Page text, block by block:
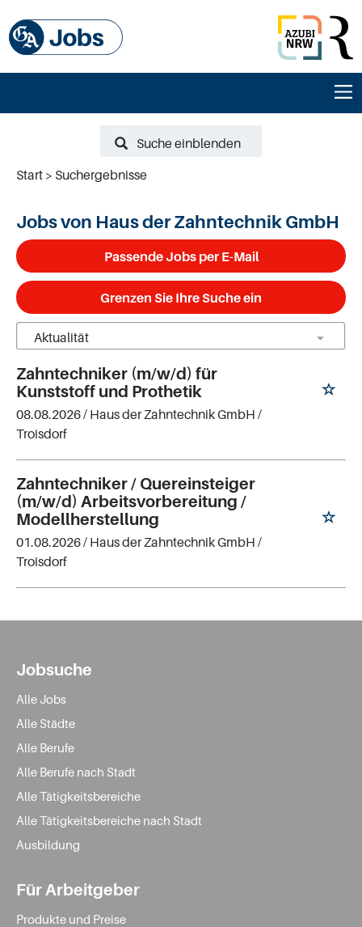
Suche einblenden
Start
Suchergebnisse
Jobs von Haus der Zahntechnik GmbH
Passende Jobs per E-Mail
Grenzen Sie Ihre Suche ein
Zahntechniker (m/w/d) für
Kunststoff und Prothetik
08.08.2026 / Haus der Zahntechnik GmbH /
Troisdorf
Zahntechniker / Quereinsteiger
(m/w/d) Arbeitsvorbereitung /
Modellherstellung
01.08.2026 / Haus der Zahntechnik GmbH /
Troisdorf
Jobsuche
Alle Jobs
Alle Städte
Alle Berufe
Alle Berufe nach Stadt
Alle Tätigkeitsbereiche
Alle Tätigkeitsbereiche nach Stadt
Ausbildung
Für Arbeitgeber
Produkte und Preise